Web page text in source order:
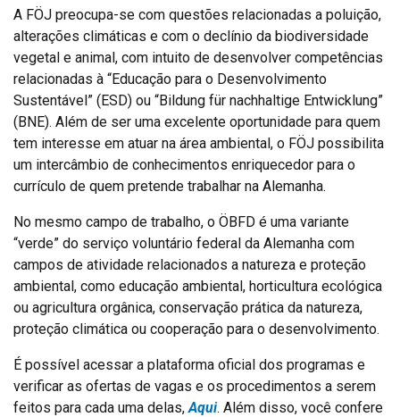
A FÖJ preocupa-se com questões relacionadas a poluição,
alterações climáticas e com o declínio da biodiversidade
vegetal e animal, com intuito de desenvolver competências
relacionadas à “Educação para o Desenvolvimento
Sustentável” (ESD) ou “Bildung für nachhaltige Entwicklung”
(BNE). Além de ser uma excelente oportunidade para quem
tem interesse em atuar na área ambiental, o FÖJ possibilita
um intercâmbio de conhecimentos enriquecedor para o
currículo de quem pretende trabalhar na Alemanha.
No mesmo campo de trabalho, o ÖBFD é uma variante
“verde” do serviço voluntário federal da Alemanha com
campos de atividade relacionados a natureza e proteção
ambiental, como educação ambiental, horticultura ecológica
ou agricultura orgânica, conservação prática da natureza,
proteção climática ou cooperação para o desenvolvimento.
É possível acessar a plataforma oficial dos programas e
verificar as ofertas de vagas e os procedimentos a serem
feitos para cada uma delas,Aqui. Além disso, você confere